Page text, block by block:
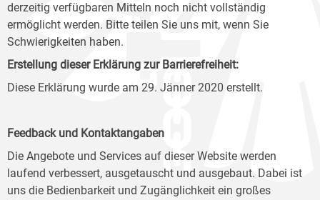
derzeitig verfügbaren Mitteln noch nicht vollständig
ermöglicht werden. Bitte teilen Sie uns mit, wenn Sie
Schwierigkeiten haben.
Erstellung dieser Erklärung zur Barrierefreiheit:
Diese Erklärung wurde am 29. Jänner 2020 erstellt.
Feedback und Kontaktangaben
Die Angebote und Services auf dieser Website werden
laufend verbessert, ausgetauscht und ausgebaut. Dabei ist
uns die Bedienbarkeit und Zugänglichkeit ein großes